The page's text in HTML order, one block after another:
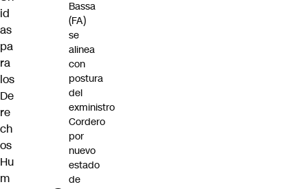
id
as
pa
ra
los
De
re
ch
os
Hu
m
Bassa
(FA)
se
alinea
con
postura
del
exministro
Cordero
por
nuevo
estado
de